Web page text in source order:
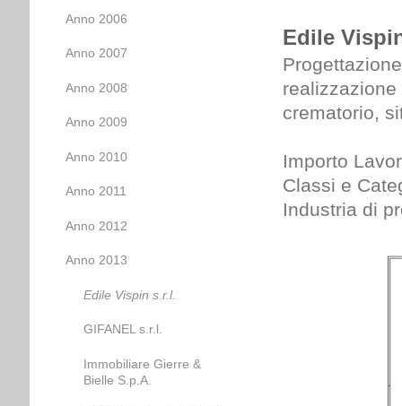
Edile
crematorio,
Importo
Classi e
Industria di
Anno 2006
Anno 2007
Anno 2008
Anno 2009
Anno 2010
Anno 2011
Anno 2012
Anno 2013
Edile Vispin s.r.l.
GIFANEL s.r.l.
Immobiliare Gierre &
Bielle S.p.A.